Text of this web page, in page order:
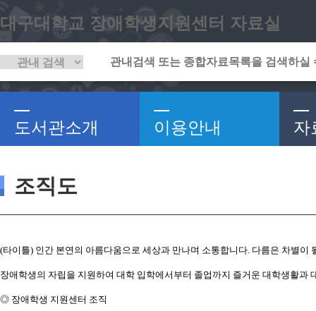
대구대학교 장애학생지원센터 자료실
도서관소개 이용안내 자
조직도
(타이틀) 인간 본연의 아름다움으로 세상과 만나며 소통합니다. 다름은 차별이
장애학생의 자립을 지원하여 대학 입학에서부터 졸업까지 즐거운 대학생활과
◎ 장애학생 지원센터 조직